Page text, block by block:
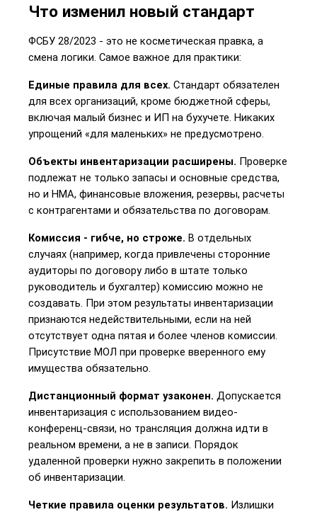
Что изменил новый стандарт
ФСБУ 28/2023 - это не косметическая правка, а
смена логики. Самое важное для практики:
Единые правила для всех. Стандарт обязателен
для всех организаций, кроме бюджетной сферы,
включая малый бизнес и ИП на бухучете. Никаких
упрощений «для маленьких» не предусмотрено.
Объекты инвентаризации расширены. Проверке
подлежат не только запасы и основные средства,
но и НМА, финансовые вложения, резервы, расчеты
с контрагентами и обязательства по договорам.
Комиссия - гибче, но строже. В отдельных
случаях (например, когда привлечены сторонние
аудиторы по договору либо в штате только
руководитель и бухгалтер) комиссию можно не
создавать. При этом результаты инвентаризации
признаются недействительными, если на ней
отсутствует одна пятая и более членов комиссии.
Присутствие МОЛ при проверке вверенного ему
имущества обязательно.
Дистанционный формат узаконен. Допускается
инвентаризация с использованием видео-
конференц-связи, но трансляция должна идти в
реальном времени, а не в записи. Порядок
удаленной проверки нужно закрепить в положении
об инвентаризации.
Четкие правила оценки результатов. Излишки